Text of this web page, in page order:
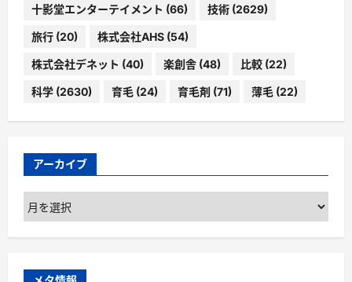
十影堂エンターテイメント (66) 技術 (2629)
旅行 (20) 株式会社AHS (54)
株式会社デネット (40) 楽創舎 (48) 比較 (22)
科学 (2630) 育毛 (24) 育毛剤 (71) 薄毛 (22)
アーカイブ
ア
ー
カ
ブ